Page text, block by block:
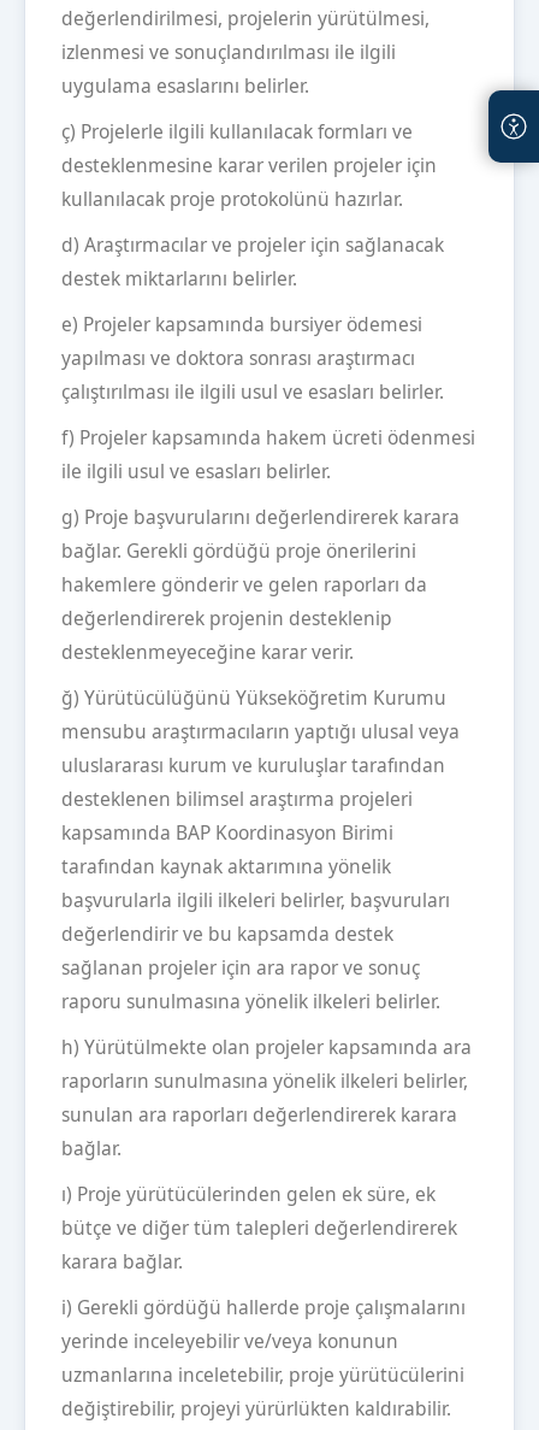
değerlendirilmesi, projelerin yürütülmesi,
izlenmesi ve sonuçlandırılması ile ilgili
uygulama esaslarını belirler.
ç) Projelerle ilgili kullanılacak formları ve
desteklenmesine karar verilen projeler için
kullanılacak proje protokolünü hazırlar.
d) Araştırmacılar ve projeler için sağlanacak
destek miktarlarını belirler.
e) Projeler kapsamında bursiyer ödemesi
yapılması ve doktora sonrası araştırmacı
çalıştırılması ile ilgili usul ve esasları belirler.
f) Projeler kapsamında hakem ücreti ödenmesi
ile ilgili usul ve esasları belirler.
g) Proje başvurularını değerlendirerek karara
bağlar. Gerekli gördüğü proje önerilerini
hakemlere gönderir ve gelen raporları da
değerlendirerek projenin desteklenip
desteklenmeyeceğine karar verir.
ğ) Yürütücülüğünü Yükseköğretim Kurumu
mensubu araştırmacıların yaptığı ulusal veya
uluslararası kurum ve kuruluşlar tarafından
desteklenen bilimsel araştırma projeleri
kapsamında BAP Koordinasyon Birimi
tarafından kaynak aktarımına yönelik
başvurularla ilgili ilkeleri belirler, başvuruları
değerlendirir ve bu kapsamda destek
sağlanan projeler için ara rapor ve sonuç
raporu sunulmasına yönelik ilkeleri belirler.
h) Yürütülmekte olan projeler kapsamında ara
raporların sunulmasına yönelik ilkeleri belirler,
sunulan ara raporları değerlendirerek karara
bağlar.
ı) Proje yürütücülerinden gelen ek süre, ek
bütçe ve diğer tüm talepleri değerlendirerek
karara bağlar.
i) Gerekli gördüğü hallerde proje çalışmalarını
yerinde inceleyebilir ve/veya konunun
uzmanlarına inceletebilir, proje yürütücülerini
değiştirebilir, projeyi yürürlükten kaldırabilir.